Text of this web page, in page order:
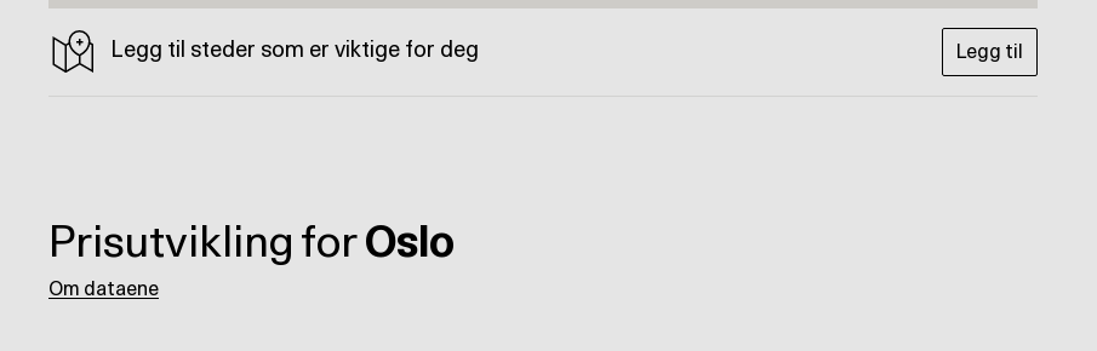
Legg til steder som er viktige for deg Legg til
Prisutvikling for Oslo
Om dataene